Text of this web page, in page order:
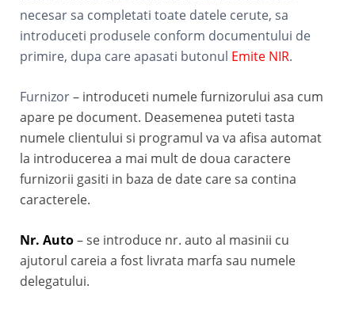
necesar sa completati toate datele cerute, sa
introduceti produsele conform documentului de
primire, dupa care apasati butonul Emite NIR.
Furnizor– introduceti numele furnizorului asa cum
apare pe document. Deasemenea puteti tasta
numele clientului si programul va va afisa automat
la introducerea a mai mult de doua caractere
furnizorii gasiti in baza de date care sa contina
caracterele.
Nr. Auto– se introduce nr. auto al masinii cu
ajutorul careia a fost livrata marfa sau numele
delegatului.